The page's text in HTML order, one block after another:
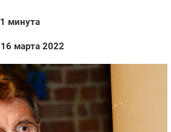
1 минута
16 марта 2022